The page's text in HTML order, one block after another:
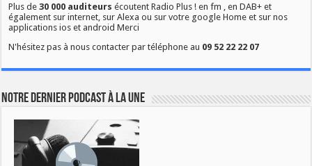
Plus de30 000 auditeurs écoutent Radio Plus ! en fm , en DAB+ et
également sur internet, sur Alexa ou sur votre google Home et sur nos
applications ios et android Merci
N'hésitez pas à nous contacter par téléphone au 09 52 22 22 07
Notre dernier podcast à la une